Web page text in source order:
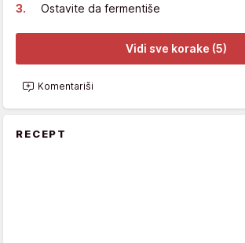
Ostavite da fermentiše
Vidi sve korake (5)
Komentariši
RECEPT